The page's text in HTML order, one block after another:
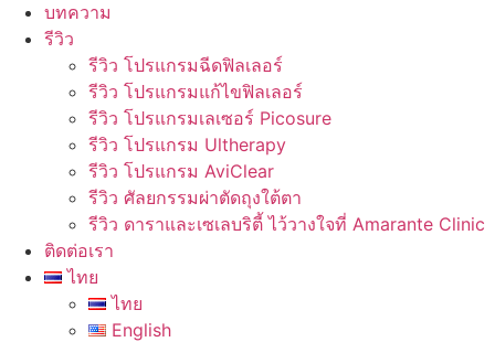
บทความ
รีวิว
รีวิว โปรแกรมฉีดฟิลเลอร์
รีวิว โปรแกรมแก้ไขฟิลเลอร์
รีวิว โปรแกรมเลเซอร์ Picosure
รีวิว โปรแกรม Ultherapy
รีวิว โปรแกรม AviClear
รีวิว ศัลยกรรมผ่าตัดถุงใต้ตา
รีวิว ดาราและเซเลบริตี้ ไว้วางใจที่ Amarante Clinic
ติดต่อเรา
ไทย
ไทย
English